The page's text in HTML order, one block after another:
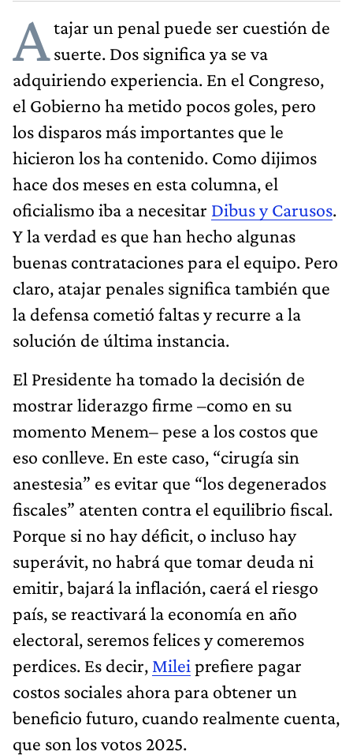
Atajar un penal puede ser cuestión de
suerte. Dos significa ya se va
adquiriendo experiencia. En el Congreso,
el Gobierno ha metido pocos goles, pero
los disparos más importantes que le
hicieron los ha contenido. Como dijimos
hace dos meses en esta columna, el
oficialismo iba a necesitar Dibus y Carusos.
Y la verdad es que han hecho algunas
buenas contrataciones para el equipo. Pero
claro, atajar penales significa también que
la defensa cometió faltas y recurre a la
solución de última instancia.
El Presidente ha tomado la decisión de
mostrar liderazgo firme –como en su
momento Menem– pese a los costos que
eso conlleve. En este caso, “cirugía sin
anestesia” es evitar que “los degenerados
fiscales” atenten contra el equilibrio fiscal.
Porque si no hay déficit, o incluso hay
superávit, no habrá que tomar deuda ni
emitir, bajará la inflación, caerá el riesgo
país, se reactivará la economía en año
electoral, seremos felices y comeremos
perdices. Es decir, Milei prefiere pagar
costos sociales ahora para obtener un
beneficio futuro, cuando realmente cuenta,
que son los votos 2025.